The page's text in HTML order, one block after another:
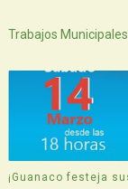
Trabajos
¡Guanaco festeja